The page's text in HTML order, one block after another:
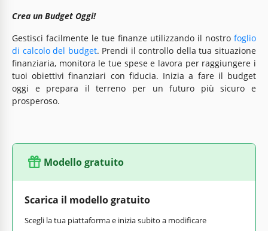
Crea un Budget Oggi!
Gestisci facilmente le tue finanze utilizzando il nostro foglio
di calcolo del budget. Prendi il controllo della tua situazione
finanziaria, monitora le tue spese e lavora per raggiungere i
tuoi obiettivi finanziari con fiducia. Inizia a fare il budget
oggi e prepara il terreno per un futuro più sicuro e
prosperoso.
Modello gratuito
Scarica il modello gratuito
Scegli la tua piattaforma e inizia subito a modificare